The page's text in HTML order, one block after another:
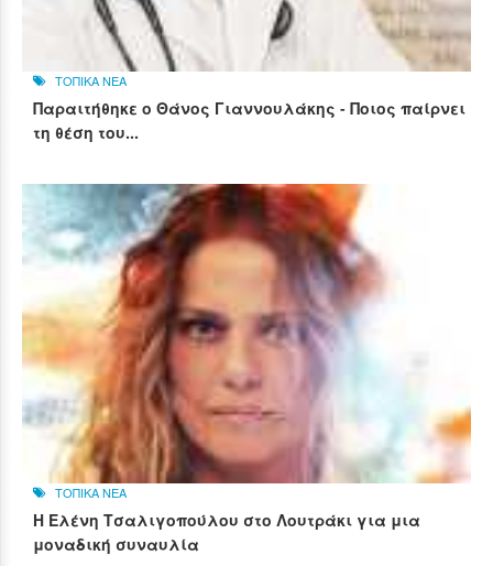
ΤΟΠΙΚΑ ΝΕΑ
Παραιτήθηκε ο Θάνος Γιαννουλάκης - Ποιος παίρνει
τη θέση του...
ΤΟΠΙΚΑ ΝΕΑ
Η Ελένη Τσαλιγοπούλου στο Λουτράκι για μια
μοναδική συναυλία